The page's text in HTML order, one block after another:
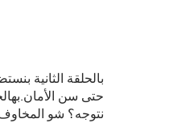
بالحلقة الثانية
حتى سن
نتوجه؟ شو